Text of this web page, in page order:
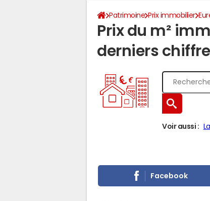
Patrimoine Prix immobilier
Prix du m²
derniers
Voir aussi :
Facebook